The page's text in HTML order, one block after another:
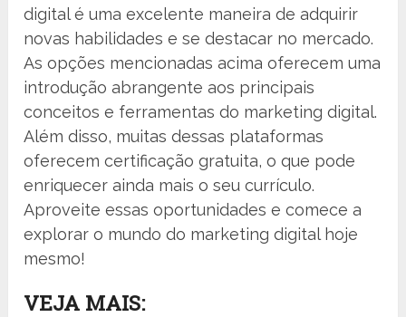
digital é uma excelente maneira de adquirir
novas habilidades e se destacar no mercado.
As opções mencionadas acima oferecem uma
introdução abrangente aos principais
conceitos e ferramentas do marketing digital.
Além disso, muitas dessas plataformas
oferecem certificação gratuita, o que pode
enriquecer ainda mais o seu currículo.
Aproveite essas oportunidades e comece a
explorar o mundo do marketing digital hoje
mesmo!
VEJA MAIS: